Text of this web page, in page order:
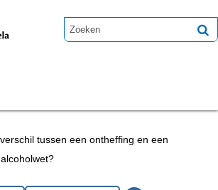
tussen een ontheffing en een